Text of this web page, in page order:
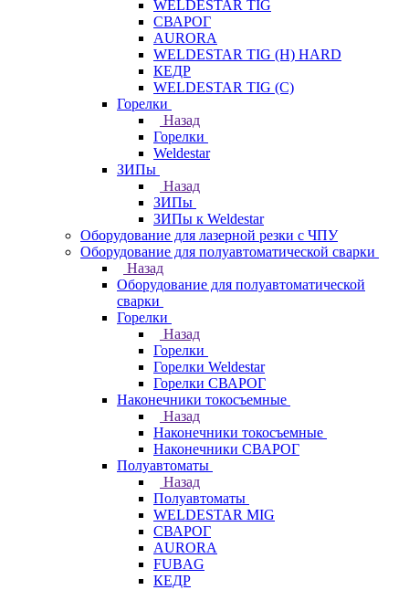
WELDESTAR TIG
СВАРОГ
AURORA
WELDESTAR TIG (H) HARD
КЕДР
WELDESTAR TIG (С)
Горелки
Назад
Горелки
Weldestar
ЗИПы
Назад
ЗИПы
ЗИПы к Weldestar
Оборудование для лазерной резки с ЧПУ
Оборудование для полуавтоматической сварки
Назад
Оборудование для полуавтоматической
сварки
Горелки
Назад
Горелки
Горелки Weldestar
Горелки СВАРОГ
Наконечники токосъемные
Назад
Наконечники токосъемные
Наконечники СВАРОГ
Полуавтоматы
Назад
Полуавтоматы
WELDESTAR MIG
СВАРОГ
AURORA
FUBAG
КЕДР